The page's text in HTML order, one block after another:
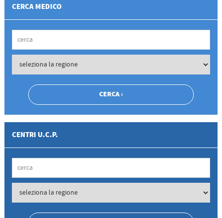
CERCA MEDICO
CENTRI U.C.P.